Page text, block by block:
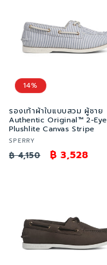
14%
รองเท้าผ้าใบแบบสวม ผู้ชาย
Authentic Original™ 2-Eye
Plushlite Canvas Stripe
เวน
เด
SPERRY
ราคา
฿ 4,150
ราคา
฿ 3,528